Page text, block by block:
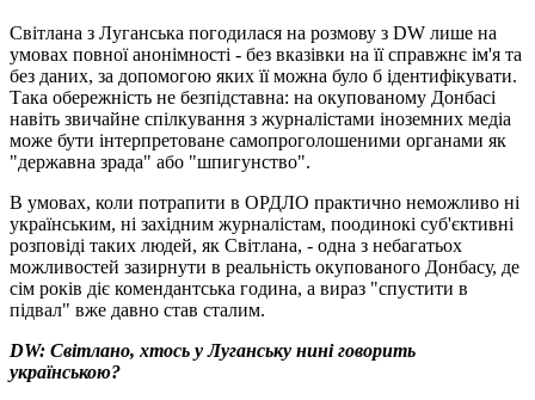
Світлана з Луганська погодилася на розмову з DW лише на
умовах повної анонімності - без вказівки на її справжнє ім'я та
без даних, за допомогою яких її можна було б ідентифікувати.
Така обережність не безпідставна: на окупованому Донбасі
навіть звичайне спілкування з журналістами іноземних медіа
може бути інтерпретоване самопроголошеними органами як
"державна зрада" або "шпигунство".
В умовах, коли потрапити в ОРДЛО практично неможливо ні
українським, ні західним журналістам, поодинокі суб'єктивні
розповіді таких людей, як Світлана, - одна з небагатьох
можливостей зазирнути в реальність окупованого Донбасу, де
сім років діє комендантська година, а вираз "спустити в
підвал" вже давно став сталим.
DW: Світлано, хтось у Луганську нині говорить
українською?